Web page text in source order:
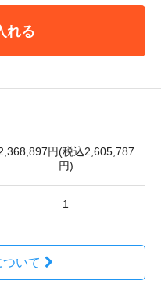
れる
円(税込2,605,787
円)
1
いて